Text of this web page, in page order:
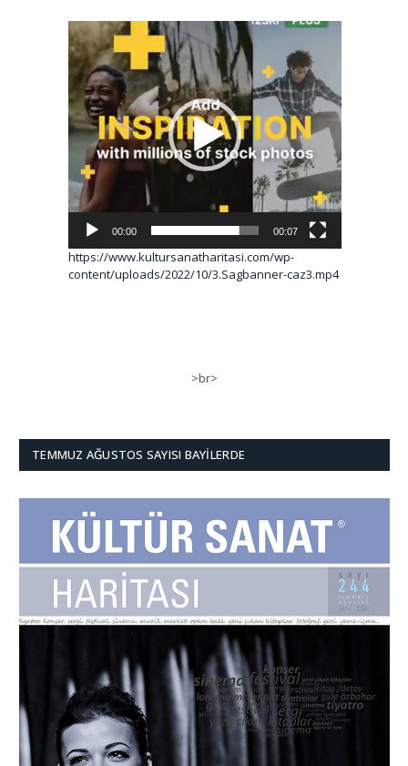
Video
oynatıcı
00:00 00:07
https://www.kultursanatharitasi.com/wp-
content/uploads/2022/10/3.Sagbanner-caz3.mp4
>br>
TEMMUZ AĞUSTOS SAYISI BAYILERDE